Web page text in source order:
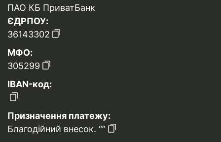
ПАО КБ ПриватБанк
ЄДРПОУ:
36143302
МФО:
305299
IBAN-код:
Призначення платежу:
Благодійний внесок. “”